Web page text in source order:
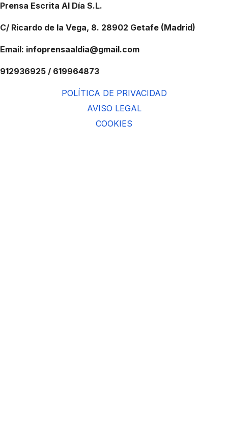
Prensa Escrita Al Día S.L.
C/ Ricardo de la Vega, 8. 28902 Getafe (Madrid)
Email: infoprensaaldia@gmail.com
912936925 / 619964873
POLÍTICA DE PRIVACIDAD
AVISO LEGAL
COOKIES